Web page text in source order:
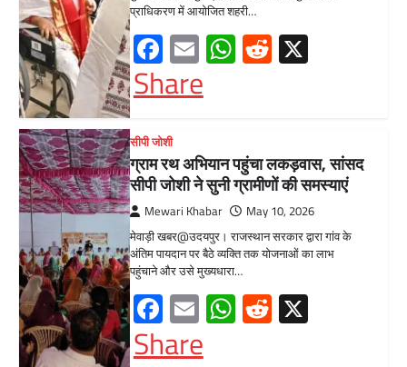
Facebook
EmailWhatsApp
Reddit
Share
UDAIPUR CITY NEWS
दूरसंचार सलाहकार समिति की बैठक का
हुआ आयोजन
Mewari Khabar April 22, 2026
मेवाड़ी खबर@उदयपुर।दूर संचार सलाहकार समिति की
बैठक बुधवार को भारत संचार निगम लिमिटेड बीएसएनएल
के सभागार में सांसद उदयपुर डॉ.…
Facebook
EmailWhatsApp
Reddit
X
Share